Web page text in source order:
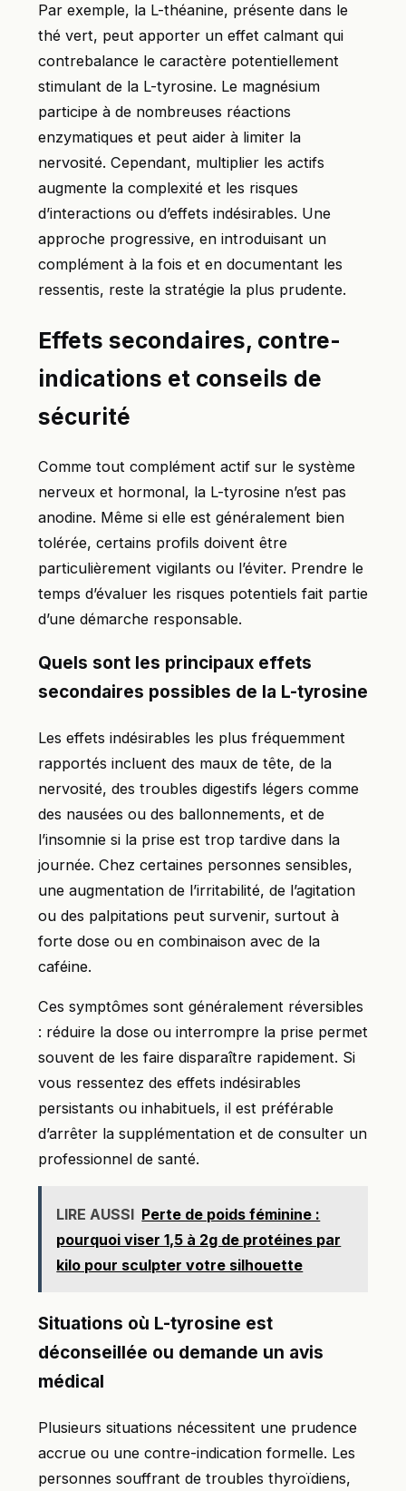
Par exemple, la L-théanine, présente dans le
thé vert, peut apporter un effet calmant qui
contrebalance le caractère potentiellement
stimulant de la L-tyrosine. Le magnésium
participe à de nombreuses réactions
enzymatiques et peut aider à limiter la
nervosité. Cependant, multiplier les actifs
augmente la complexité et les risques
d’interactions ou d’effets indésirables. Une
approche progressive, en introduisant un
complément à la fois et en documentant les
ressentis, reste la stratégie la plus prudente.
Effets secondaires, contre-
indications et conseils de
sécurité
Comme tout complément actif sur le système
nerveux et hormonal, la L-tyrosine n’est pas
anodine. Même si elle est généralement bien
tolérée, certains profils doivent être
particulièrement vigilants ou l’éviter. Prendre le
temps d’évaluer les risques potentiels fait partie
d’une démarche responsable.
Quels sont les principaux effets
secondaires possibles de la L-tyrosine
Les effets indésirables les plus fréquemment
rapportés incluent des maux de tête, de la
nervosité, des troubles digestifs légers comme
des nausées ou des ballonnements, et de
l’insomnie si la prise est trop tardive dans la
journée. Chez certaines personnes sensibles,
une augmentation de l’irritabilité, de l’agitation
ou des palpitations peut survenir, surtout à
forte dose ou en combinaison avec de la
caféine.
Ces symptômes sont généralement réversibles
: réduire la dose ou interrompre la prise permet
souvent de les faire disparaître rapidement. Si
vous ressentez des effets indésirables
persistants ou inhabituels, il est préférable
d’arrêter la supplémentation et de consulter un
professionnel de santé.
LIRE AUSSI Perte de poids féminine :
pourquoi viser 1,5 à 2g de protéines par
kilo pour sculpter votre silhouette
Situations où L-tyrosine est
déconseillée ou demande un avis
médical
Plusieurs situations nécessitent une prudence
accrue ou une contre-indication formelle. Les
personnes souffrant de troubles thyroïdiens,